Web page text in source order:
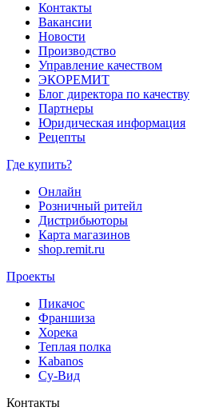
Контакты
Вакансии
Новости
Производство
Управление качеством
ЭКОРЕМИТ
Блог директора по качеству
Партнеры
Юридическая информация
Рецепты
Где купить?
Онлайн
Розничный ритейл
Дистрибьюторы
Карта магазинов
shop.remit.ru
Проекты
Пикачос
Франшиза
Хорека
Теплая полка
Kabanos
Су-Вид
Контакты